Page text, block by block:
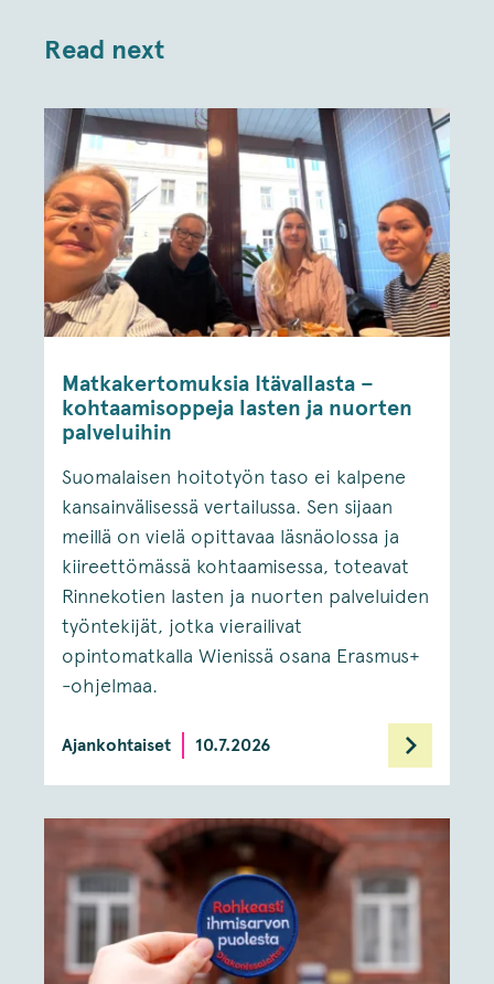
Read next
Matkakertomuksia Itävallasta –
kohtaamisoppeja lasten ja nuorten
palveluihin
Suomalaisen hoitotyön taso ei kalpene
kansainvälisessä vertailussa. Sen sijaan
meillä on vielä opittavaa läsnäolossa ja
kiireettömässä kohtaamisessa, toteavat
Rinnekotien lasten ja nuorten palveluiden
työntekijät, jotka vierailivat
opintomatkalla Wienissä osana Erasmus+
-ohjelmaa.
Ajankohtaiset 10.7.2026